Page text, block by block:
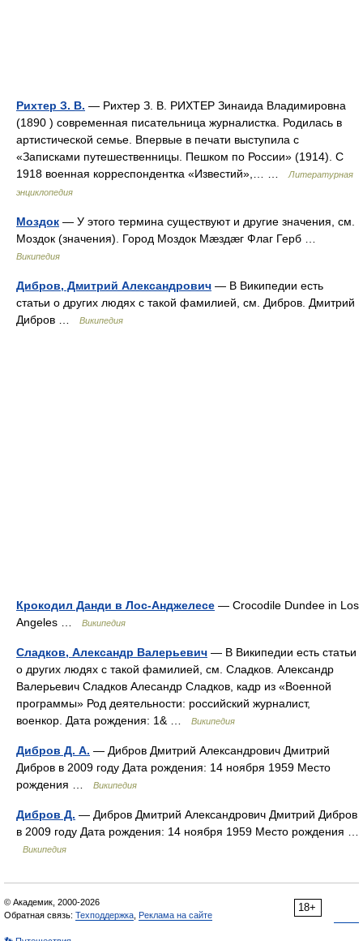
Рихтер З. В. — Рихтер З. В. РИХТЕР Зинаида Владимировна
(1890 ) современная писательница журналистка. Родилась в
артистической семье. Впервые в печати выступила с
«Записками путешественницы. Пешком по России» (1914). С
1918 военная корреспондентка «Известий»,… …
Литературная
энциклопедия
Моздок — У этого термина существуют и другие значения, см.
Моздок (значения). Город Моздок Мæздæг Флаг Герб …
Википедия
Дибров, Дмитрий Александрович — В Википедии есть
статьи о других людях с такой фамилией, см. Дибров. Дмитрий
Дибров …
Википедия
Крокодил Данди в Лос-Анджелесе — Crocodile Dundee in Los
Angeles …
Википедия
Сладков, Александр Валерьевич — В Википедии есть статьи
о других людях с такой фамилией, см. Сладков. Александр
Валерьевич Сладков Алесандр Сладков, кадр из «Военной
программы» Род деятельности: российский журналист,
военкор. Дата рождения: 1& …
Википедия
Дибров Д. А. — Дибров Дмитрий Александрович Дмитрий
Дибров в 2009 году Дата рождения: 14 ноября 1959 Место
рождения …
Википедия
Дибров Д. — Дибров Дмитрий Александрович Дмитрий Дибров
в 2009 году Дата рождения: 14 ноября 1959 Место рождения …
Википедия
18+
© Академик, 2000-2026
Обратная связь: Техподдержка Реклама на сайте